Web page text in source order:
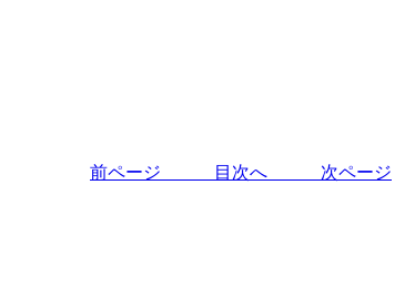
前ページ 目次へ 次ページ